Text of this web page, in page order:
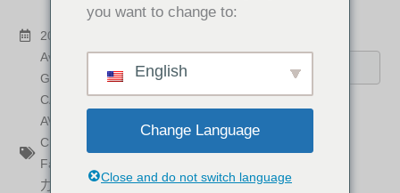
2021-08-03
Aver
AVer CAM540,
GoogleMeet,AVer
CAM340+,MicrosoftTeams,
AVer VC520 Pro2
CiscoWebex
FaceBook
力
遠距工作,遠距上課,視訊
搜尋
分類
新聞中心(21)
成功案例
you want to change to:
English
Change Language
Close and do not switch language